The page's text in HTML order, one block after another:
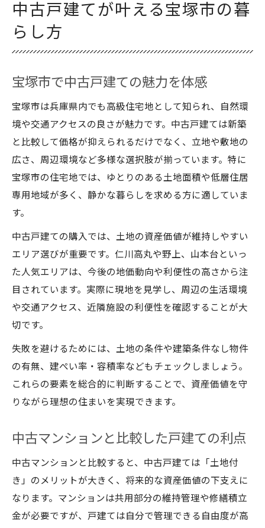
中古戸建てが叶える宝塚市の暮
らし方
宝塚市で中古戸建ての魅力を体感
宝塚市は兵庫県内でも高級住宅地として知られ、自然環
境や交通アクセスの良さが魅力です。中古戸建ては新築
と比較して価格が抑えられるだけでなく、立地や敷地の
広さ、周辺環境など多様な選択肢が揃っています。特に
宝塚市の住宅地では、ゆとりのある土地面積や低層住居
専用地域が多く、静かな暮らしを求める方に適していま
す。
中古戸建ての購入では、土地の資産価値が維持しやすい
エリア選びが重要です。仁川高丸や野上、山本台といっ
た人気エリアは、今後の地価動向や利便性の高さから注
目されています。実際に現地を見学し、周辺の生活環境
や交通アクセス、近隣施設の利便性を確認することが大
切です。
失敗を避けるためには、土地の条件や建築条件なし物件
の有無、建ぺい率・容積率などもチェックしましょう。
これらの要素を総合的に判断することで、資産価値を守
りながら理想の住まいを実現できます。
中古マンションと比較した戸建ての利点
中古マンションと比較すると、中古戸建ては「土地付
き」のメリットが大きく、将来的な資産価値の下支えに
なります。マンションは共用部分の維持管理や修繕積立
金が必要ですが、戸建ては自分で管理できる自由度が高